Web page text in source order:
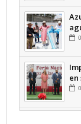
en
de